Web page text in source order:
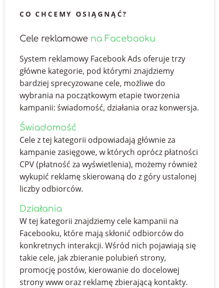
CO CHCEMY OSIĄGNĄĆ?
Cele reklamowe na Facebooku
System reklamowy Facebook Ads oferuje trzy
główne kategorie, pod którymi znajdziemy
bardziej sprecyzowane cele, możliwe do
wybrania na początkowym etapie tworzenia
kampanii: świadomość, działania oraz konwersja.
Świadomość
Cele z tej kategorii odpowiadają głównie za
kampanie zasięgowe, w których oprócz płatności
CPV (płatność za wyświetlenia), możemy również
wykupić reklamę skierowaną do z góry ustalonej
liczby odbiorców.
Działania
W tej kategorii znajdziemy cele kampanii na
Facebooku, które mają skłonić odbiorców do
konkretnych interakcji. Wśród nich pojawiają się
takie cele, jak zbieranie polubień strony,
promocję postów, kierowanie do docelowej
strony www oraz reklamę zbierającą kontakty.